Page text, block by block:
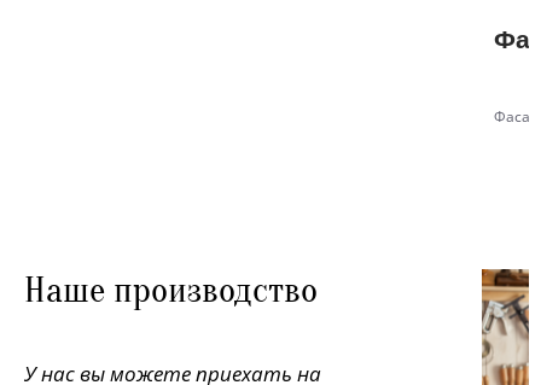
Наше производство
У нас вы можете приехать на